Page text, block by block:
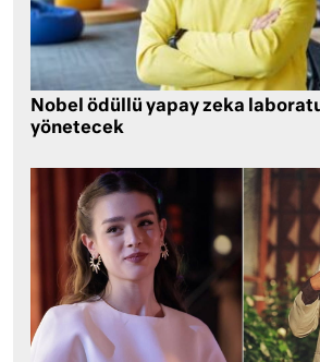
Nobel ödüllü yapay zeka
yönetecek